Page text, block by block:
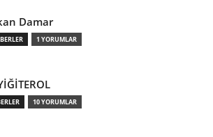
Damar
1 YORUMLAR
10 YORUMLAR